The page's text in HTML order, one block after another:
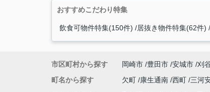
おすすめこだわり特集
飲食可物件特集(150件) 居抜き物件特集(62件)
市区町村から探す 岡崎市 豊田市 安城市 刈
町名から探す
欠町 康生通南 西町 三河